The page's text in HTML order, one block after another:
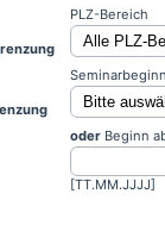
PLZ-Bereich
oder Beginn
[TT.MM.JJJJ]